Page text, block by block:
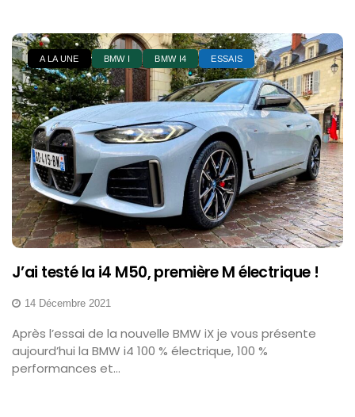
A LA UNE BMW I BMW I4 ESSAIS
J’ai testé la i4 M50, première M électrique !
14 Décembre 2021
Après l’essai de la nouvelle BMW iX je vous présente
aujourd’hui la BMW i4 100 % électrique, 100 %
performances et...